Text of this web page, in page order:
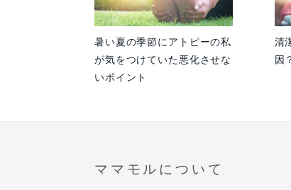
暑い夏の季節にアトピーの私
が気をつけていた悪化させな
いポイント
清
因
ママモルについて